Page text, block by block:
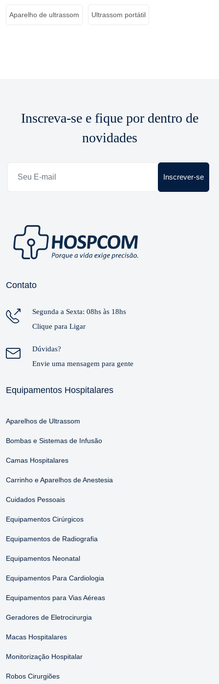
Aparelho de ultrassom Ultrassom portátil
Inscreva-se e fique por dentro de
novidades
Inscrever-se
Contato
Segunda a Sexta: 08hs às 18hs
Clique para Ligar
Dúvidas?
Envie uma mensagem para gente
Equipamentos Hospitalares
Aparelhos de Ultrassom
Bombas e Sistemas de Infusão
Camas Hospitalares
Carrinho e Aparelhos de Anestesia
Cuidados Pessoais
Equipamentos Cirúrgicos
Equipamentos de Radiografia
Equipamentos Neonatal
Equipamentos Para Cardiologia
Equipamentos para Vias Aéreas
Geradores de Eletrocirurgia
Macas Hospitalares
Monitorização Hospitalar
Robos Cirurgiões